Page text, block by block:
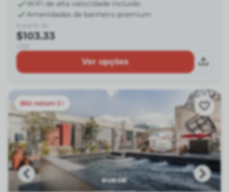
WiFi de alta velocidade incluído
Amenidades de banheiro premium
$103.33
Ver opções
Só restam 5 !